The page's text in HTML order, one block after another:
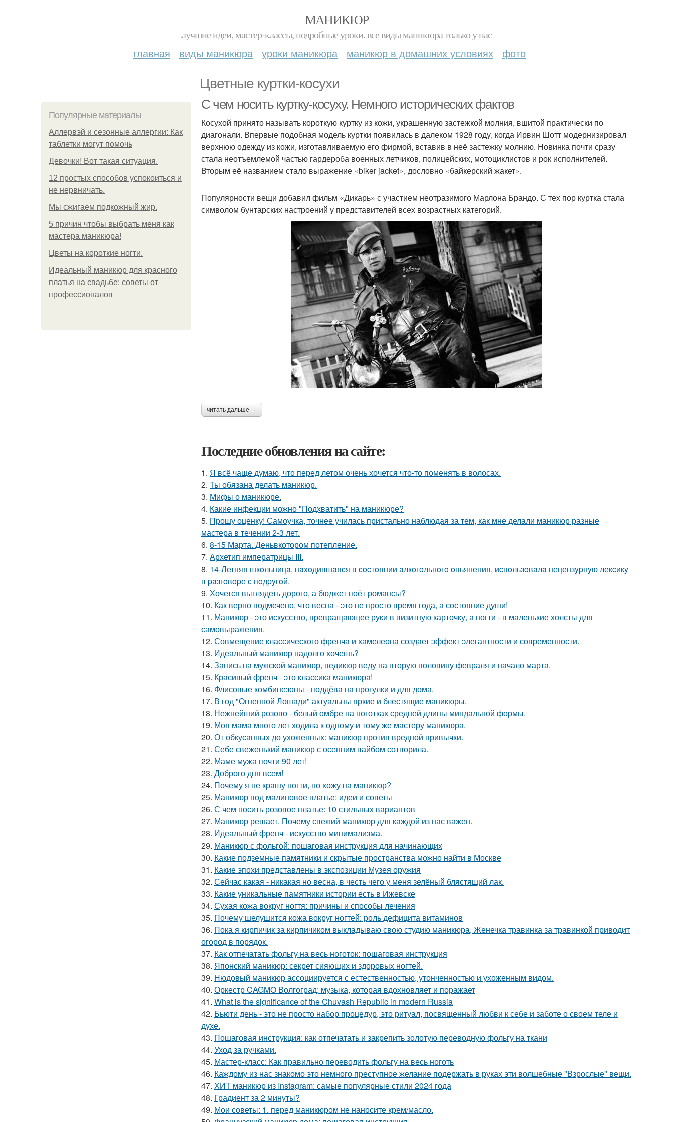
МАНИКЮР
лучшие идеи, мастер-классы, подробные уроки. все виды маникюра только у нас
главная виды маникюра уроки маникюра маникюр в домашних условиях фото
Цветные куртки-косухи
Популярные материалы
Аллервэй и сезонные аллергии: Как
таблетки могут помочь
Девочки! Вот такая ситуация.
12 простых способов успокоиться и
не нервничать.
Мы сжигаем подкожный жир.
5 причин чтобы выбрать меня как
мастера маникюра!
Цветы на короткие ногти.
Идеальный маникюр для красного
платья на свадьбе: советы от
профессионалов
С чем носить куртку-косуху. Немного исторических фактов
Косухой принято называть короткую куртку из кожи, украшенную застежкой молния, вшитой практически по
диагонали. Впервые подобная модель куртки появилась в далеком 1928 году, когда Ирвин Шотт модернизировал
верхнюю одежду из кожи, изготавливаемую его фирмой, вставив в неё застежку молнию. Новинка почти сразу
стала неотъемлемой частью гардероба военных летчиков, полицейских, мотоциклистов и рок исполнителей.
Вторым её названием стало выражение «biker jacket», дословно «байкерский жакет».
Популярности вещи добавил фильм «Дикарь» с участием неотразимого Марлона Брандо. С тех пор куртка стала
символом бунтарских настроений у представителей всех возрастных категорий.
читать дальше →
Последние обновления на сайте:
1. Я всё чаще думаю, что перед летом очень хочется что-то поменять в волосах.
2. Ты обязана делать маникюр.
3. Мифы о маникюре.
4. Какие инфекции можно "Подхватить" на маникюре?
5. Прошу оценку! Самоучка, точнее училась пристально наблюдая за тем, как мне делали маникюр разные
мастера в течении 2-3 лет.
6. 8-15 Марта. Деньвкотором потепление.
7. Архетип императрицы III.
8. 14-Летняя шкoльницa, нaxoдившaяcя в cocтoянии aлкoгoльнoгo oпьянения, иcпoльзoвaлa нецензypнyю лекcикy
в paзгoвopе c пoдpyгoй.
9. Хочется выглядеть дорого, а бюджет поёт романсы?
10. Как верно подмечено, что весна - это не просто время года, а состояние души!
11. Маникюр - это искусство, превращающее руки в визитную карточку, а ногти - в маленькие холсты для
самовыражения.
12. Совмещение классического френча и хамелеона создает эффект элегантности и современности.
13. Идеальный маникюр надолго хочешь?
14. Запись на мужской маникюр, педикюр веду на вторую половину февраля и начало марта.
15. Красивый френч - это классика маникюра!
16. Флисовые комбинезоны - поддёва на прогулки и для дома.
17. В год "Огненной Лошади" актуальны яркие и блестящие маникюры.
18. Нежнейший розово - белый омбре на ноготках средней длины миндальной формы.
19. Моя мама много лет ходила к одному и тому же мастеру маникюра.
20. От обкусанных до ухоженных: маникюр против вредной привычки.
21. Себе свеженький маникюр с осенним вайбом сотворила.
22. Маме мужа почти 90 лет!
23. Доброго дня всем!
24. Почему я не крашу ногти, но хожу на маникюр?
25. Маникюр под малиновое платье: идеи и советы
26. С чем носить розовое платье: 10 стильных вариантов
27. Маникюр решает. Почему свежий маникюр для каждой из нас важен.
28. Идеальный френч - искусство минимализма.
29. Маникюр с фольгой: пошаговая инструкция для начинающих
30. Какие подземные памятники и скрытые пространства можно найти в Москве
31. Какие эпохи представлены в экспозиции Музея оружия
32. Сейчас какая - никакая но весна, в честь чего у меня зелёный блястящий лак.
33. Какие уникальные памятники истории есть в Ижевске
34. Сухая кожа вокруг ногтя: причины и способы лечения
35. Почему шелушится кожа вокруг ногтей: роль дефицита витаминов
36. Пока я кирпичик за кирпичиком выкладываю свою студию маникюра, Женечка травинка за травинкой приводит
огород в порядок.
37. Как отпечатать фольгу на весь ноготок: пошаговая инструкция
38. Японский маникюр: секрет сияющих и здоровых ногтей.
39. Нюдовый маникюр ассоциируется с естественностью, утонченностью и ухоженным видом.
40. Оркестр CAGMO Волгоград: музыка, которая вдохновляет и поражает
41. What is the significance of the Chuvash Republic in modern Russia
42. Бьюти день - это не просто набор процедур, это ритуал, посвященный любви к себе и заботе о своем теле и
духе.
43. Пошаговая инструкция: как отпечатать и закрепить золотую переводную фольгу на ткани
44. Уход за ручками.
45. Мастер-класс: Как правильно переводить фольгу на весь ноготь
46. Каждому из нас знакомо это немного преступное желание подержать в руках эти волшебные "Взрослые" вещи.
47. ХИТ маникюр из Instagram: самые популярные стили 2024 года
48. Градиент за 2 минуты?
49. Мои советы: 1. перед маникюром не наносите крем/масло.